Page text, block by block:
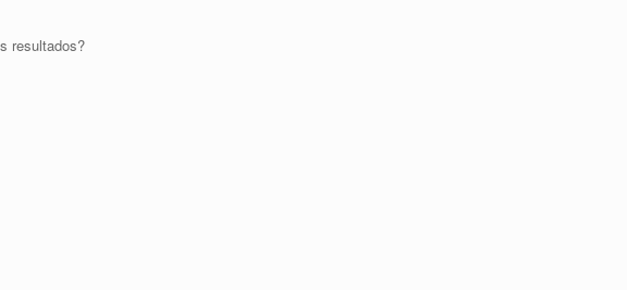
resultados?